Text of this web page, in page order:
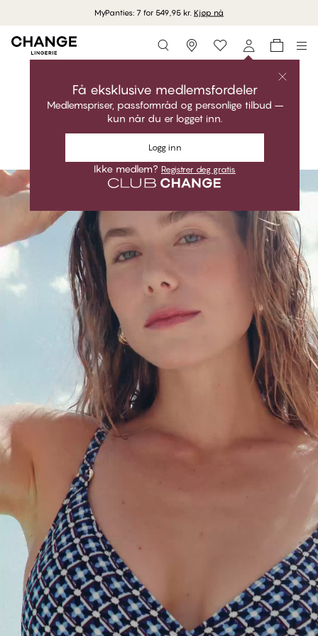
Gratis levering ved kjøp over 850 kr.
Storefinder
Få eksklusive medlemsfordeler
Medlemspriser, passformråd og personlige tilbud –
kun når du er logget inn.
Logg inn
Ikke medlem? Registrer deg gratis
Elegant. Grafisk. Perfekt passform.
Shop kolleksjonen
#30